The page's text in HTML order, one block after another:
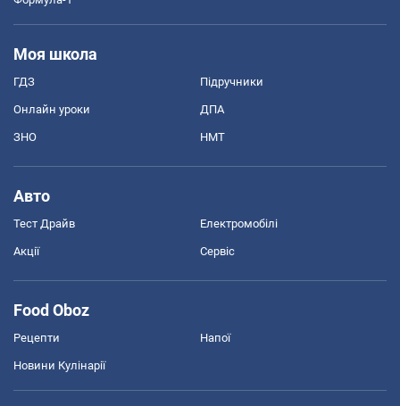
Моя школа
ГДЗ Підручники
Онлайн уроки ДПА
ЗНО НМТ
Авто
Тест Драйв Електромобілі
Акції Сервіс
Food Oboz
Рецепти Напої
Новини Кулінарії